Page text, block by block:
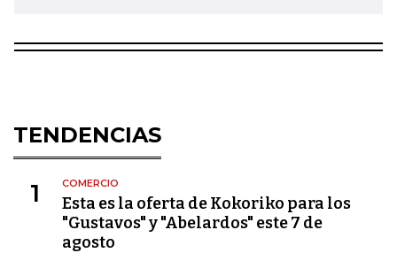
TENDENCIAS
1 COMERCIO
Esta es la oferta de Kokoriko para los
"Gustavos" y "Abelardos" este 7 de
agosto